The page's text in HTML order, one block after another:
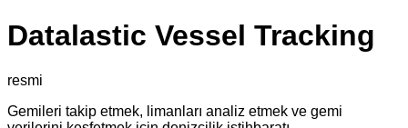
Datalastic Vessel Tracking
resmi
Gemileri takip etmek, limanları analiz etmek ve gemi